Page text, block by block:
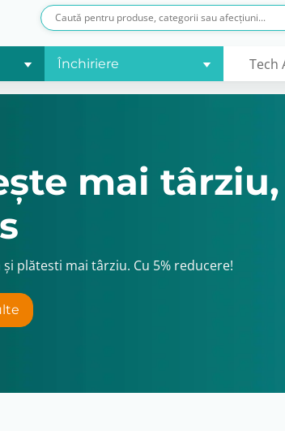
Închiriere Tech
mai târziu,
plătesti mai târziu. Cu 5% reducere!